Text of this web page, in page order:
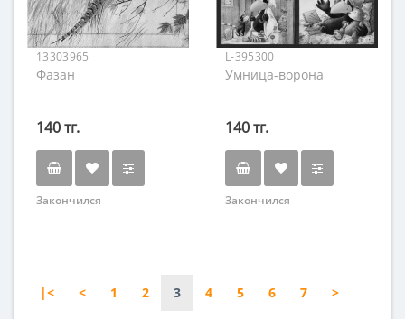
13303965
Фазан
140 тг.
Закончился
L-395300
Умница-ворона
140 тг.
Закончился
|< < 1 2 3 4 5 6 7 >